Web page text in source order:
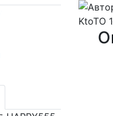
KtoTO